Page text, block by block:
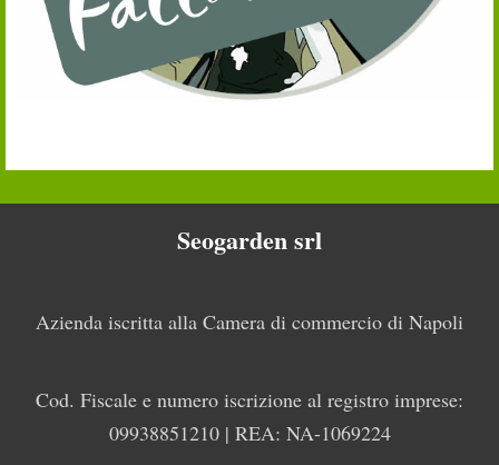
Seogarden srl
Azienda iscritta alla Camera di commercio di Napoli
Cod. Fiscale e numero iscrizione al registro imprese:
09938851210 | REA: NA-1069224